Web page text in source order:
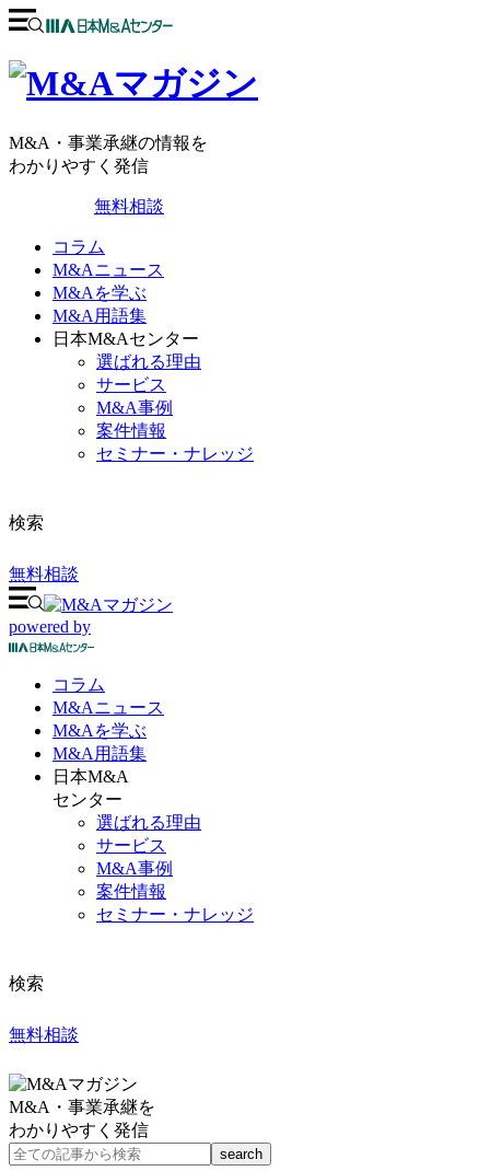
M&A・事業承継の情報を
わかりやすく発信
無料相談
コラム
M&Aニュース
M&Aを学ぶ
M&A用語集
日本M&Aセンター
選ばれる理由
サービス
M&A事例
案件情報
セミナー・ナレッジ
検索
無料相談
powered by
コラム
M&Aニュース
M&Aを学ぶ
M&A 用語集
日本M&A
センター
選ばれる理由
サービス
M&A事例
案件情報
セミナー・ナレッジ
検索
無料相談
M&A・事業承継を
わかりやすく発信